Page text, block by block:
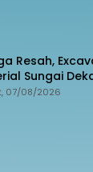
Resah,
Sungai
Luwu
07/08/2026